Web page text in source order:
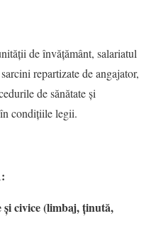
de învăţământ, salariatul
repartizate de angajator,
de sănătate şi
condiţiile legii.
civice (limbaj, ținută,